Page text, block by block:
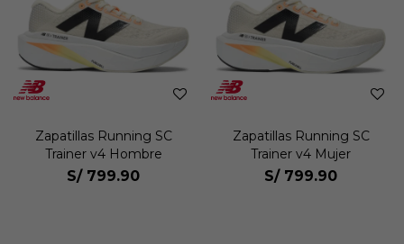
Zapatillas Running SC
Trainer v4 Hombre
S/ 799.90
Zapatillas Running SC
Trainer v4 Mujer
S/ 799.90